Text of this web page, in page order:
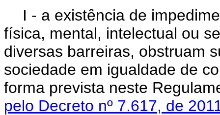
I - a existência de
física, mental, intelectual ou
diversas barreiras, obstruam
sociedade em igualdade de
forma prevista neste
pelo Decreto nº 7.617, de